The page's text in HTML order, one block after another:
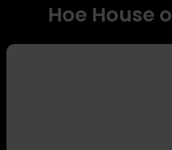
Hoe House